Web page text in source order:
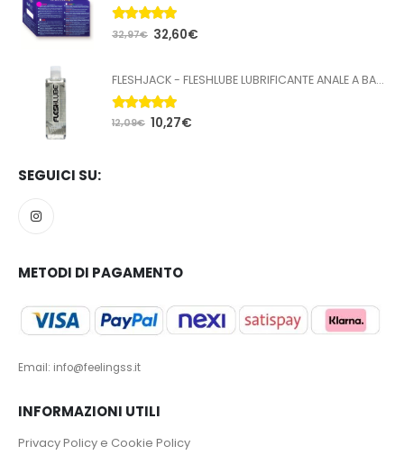
5.00Su 5
32,97€ 32,60€
FLESHJACK - FLESHLUBE LUBRIFICANTE ANALE A BASE ACQUA 100 ML
5.00Su 5
12,09€ 10,27€
SEGUICI SU:
METODI DI PAGAMENTO
Email: info@feelingss.it
INFORMAZIONI UTILI
Privacy Policy e Cookie Policy